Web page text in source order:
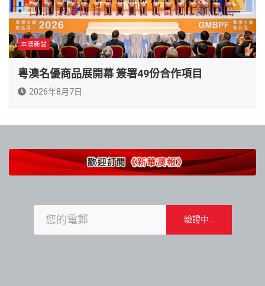
本澳新聞
粵澳名優商品展開幕 簽署49份合作項目
2026年8月7日